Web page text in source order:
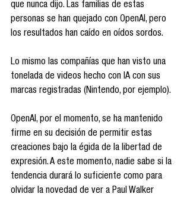
que nunca dijo. Las familias de estas
personas se han quejado con OpenAI, pero
los resultados han caído en oídos sordos.
Lo mismo las compañías que han visto una
tonelada de videos hecho con IA con sus
marcas registradas (Nintendo, por ejemplo).
OpenAI, por el momento, se ha mantenido
firme en su decisión de permitir estas
creaciones bajo la égida de la libertad de
expresión. A este momento, nadie sabe si la
tendencia durará lo suficiente como para
olvidar la novedad de ver a Paul Walker